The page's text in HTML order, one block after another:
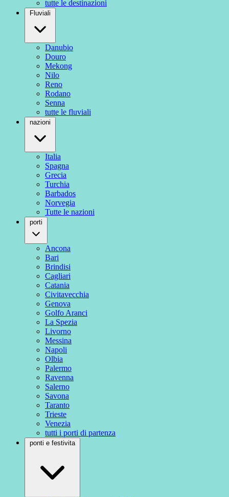
tutte le destinazioni
Fluviali
Danubio
Douro
Mekong
Nilo
Reno
Rodano
Senna
tutte le fluviali
nazioni
Italia
Spagna
Grecia
Turchia
Barbados
Norvegia
Tutte le nazioni
porti
Ancona
Bari
Brindisi
Cagliari
Catania
Civitavecchia
Genova
Golfo Aranci
La Spezia
Livorno
Messina
Napoli
Olbia
Palermo
Ravenna
Salerno
Savona
Taranto
Trieste
Venezia
tutti i porti di partenza
ponti e festivita